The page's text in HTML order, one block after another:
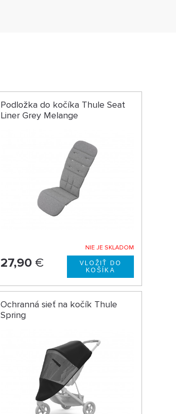
Podložka do kočíka Thule Seat
Liner Grey Melange
NIE JE SKLADOM
27,90€
Ochranná sieť na kočík Thule
Spring